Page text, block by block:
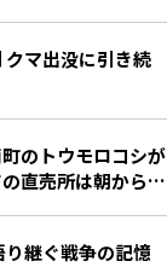
のトウモロコシが
直売所は朝から長
継ぐ戦争の記憶